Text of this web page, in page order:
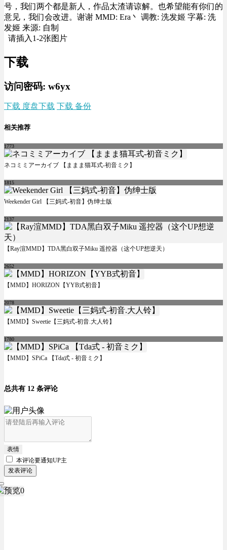
号，我们两个都是新人，作品太渣请谅解。也希望能有你们的
意见，我们会改进。谢谢 MMD: Era丶 调教: 洗发姬 字幕: 洗
发姬 来源: 自制
请插入1-2张图片
下载
访问密码: w6yx
下载 度盘下载 下载 备份
相关推荐
1773
ネコミミアーカイブ 【ままま猫耳式-初音ミク】
1815
Weekender Girl 【三妈式-初音】伪绅士版
2137
【Ray渲MMD】TDA黑白双子Miku 遥控器（这个UP想逆天）
2652
【MMD】HORIZON【YYB式初音】
2078
【MMD】Sweetie【三妈式-初音.大人铃】
1780
【MMD】SPiCa 【Tda式 - 初音ミク】
总共有 12 条评论
表情
本评论要通知UP主
发表评论